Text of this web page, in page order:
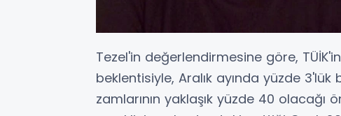
Tezel'in değerlendirmesine göre,
beklentisiyle, Aralık ayında yüzde
zamlarının yaklaşık yüzde 40 olacağı